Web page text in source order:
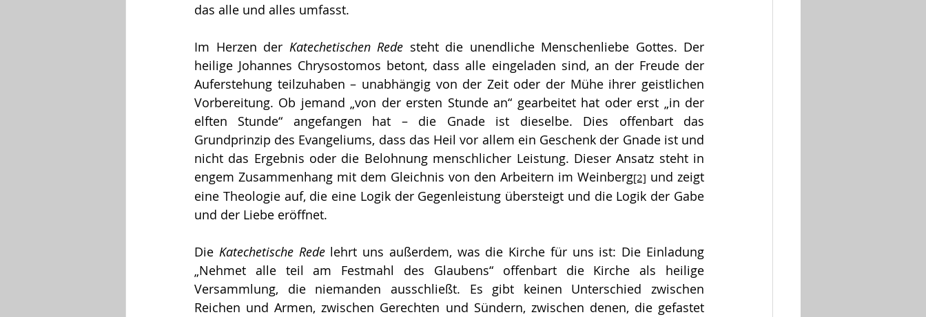
das alle und alles umfasst.
Im Herzen der Katechetischen Rede steht die unendliche Menschenliebe Gottes. Der
heilige Johannes Chrysostomos betont, dass alle eingeladen sind, an der Freude der
Auferstehung teilzuhaben – unabhängig von der Zeit oder der Mühe ihrer geistlichen
Vorbereitung. Ob jemand „von der ersten Stunde an“ gearbeitet hat oder erst „in der
elften Stunde“ angefangen hat – die Gnade ist dieselbe. Dies offenbart das
Grundprinzip des Evangeliums, dass das Heil vor allem ein Geschenk der Gnade ist und
nicht das Ergebnis oder die Belohnung menschlicher Leistung. Dieser Ansatz steht in
engem Zusammenhang mit dem Gleichnis von den Arbeitern im Weinberg[2] und zeigt
eine Theologie auf, die eine Logik der Gegenleistung übersteigt und die Logik der Gabe
und der Liebe eröffnet.
Die Katechetische Rede lehrt uns außerdem, was die Kirche für uns ist: Die Einladung
„Nehmet alle teil am Festmahl des Glaubens“ offenbart die Kirche als heilige
Versammlung, die niemanden ausschließt. Es gibt keinen Unterschied zwischen
Reichen und Armen, zwischen Gerechten und Sündern, zwischen denen, die gefastet